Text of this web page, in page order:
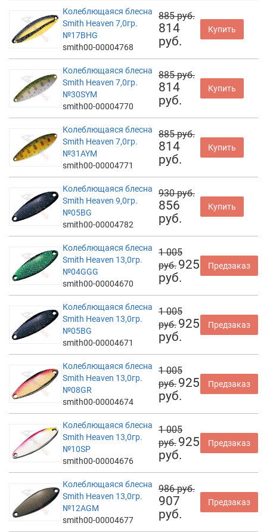
Колеблющаяся блесна
Smith Heaven 7,0гр.
№17BHG
smith00-00004768
885 руб.
814
руб.
Купить
Колеблющаяся блесна
Smith Heaven 7,0гр.
№30SYM
smith00-00004770
885 руб.
814
руб.
Купить
Колеблющаяся блесна
Smith Heaven 7,0гр.
№31AYM
smith00-00004771
885 руб.
814
руб.
Купить
Колеблющаяся блесна
Smith Heaven 9,0гр.
№05BG
smith00-00004782
930 руб.
856
руб.
Купить
Колеблющаяся блесна
Smith Heaven 13,0гр.
№04GGG
smith00-00004670
1 005
руб. 925
руб.
Предзаказ
Колеблющаяся блесна
Smith Heaven 13,0гр.
№05BG
smith00-00004671
1 005
руб. 925
руб.
Предзаказ
Колеблющаяся блесна
Smith Heaven 13,0гр.
№08GR
smith00-00004674
1 005
руб. 925
руб.
Предзаказ
Колеблющаяся блесна
Smith Heaven 13,0гр.
№10SP
smith00-00004676
1 005
руб. 925
руб.
Предзаказ
Колеблющаяся блесна
Smith Heaven 13,0гр.
№12AGM
smith00-00004677
986 руб.
907
руб.
Предзаказ